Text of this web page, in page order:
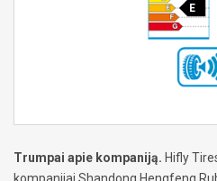
E
Trumpai apie kompaniją. Hifly
kompanijai Shandong Hengfeng